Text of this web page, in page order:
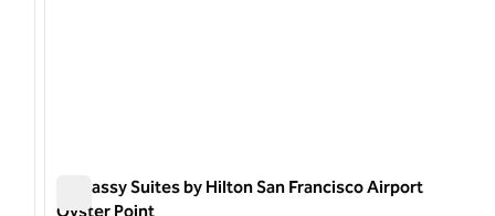
Embassy Suites by Hilton San Francisco Airport
Oyster Point